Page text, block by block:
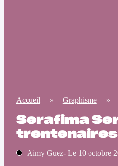
Accueil » Graphisme »
Serafima
trentenaires
Aimy Guez- Le 10 octobre